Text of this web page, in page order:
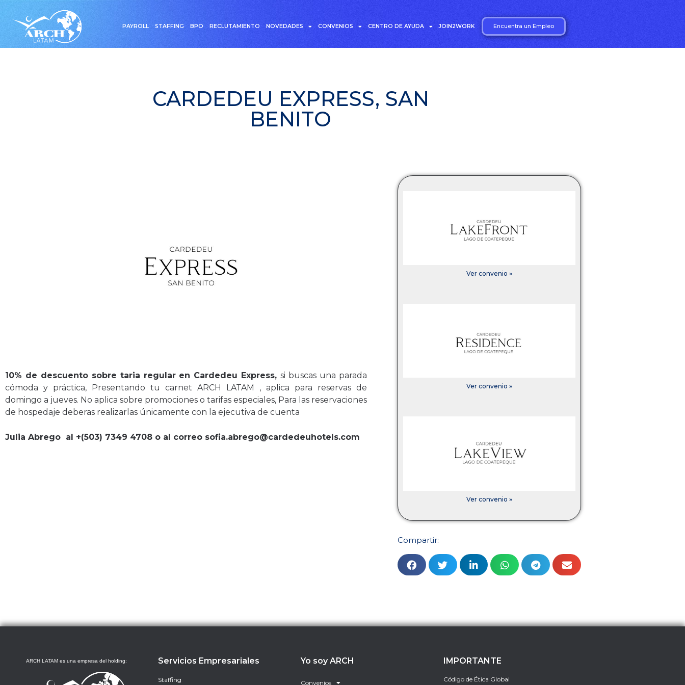
PAYROLL STAFFING BPO RECLUTAMIENTO NOVEDADES CONVENIOS CENTRO DE AYUDA JOIN2WORK Encuentra un Empleo
CARDEDEU EXPRESS, SAN
BENITO
10% de descuento sobre taria regular en Cardedeu Express,si buscas una parada
cómoda y práctica, Presentando tu carnet ARCH LATAM , aplica para reservas de
domingo a jueves. No aplica sobre promociones o tarifas especiales, Para las reservaciones
de hospedaje deberas realizarlas únicamente con la ejecutiva de cuenta
Julia Abrego al +(503) 7349 4708 o al correo sofia.abrego@cardedeuhotels.com
Ver convenio »
Ver convenio »
Ver convenio »
Compartir:
ARCH LATAM es una empresa del holding: Servicios Empresariales
Staffing
Yo soy ARCH
Convenios
IMPORTANTE
Código de Ética Global